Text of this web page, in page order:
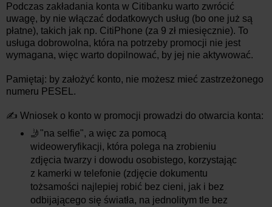
Podczas zakładania konta w Citibanku warto zwrócić
uwagę, by nie włączać dodatkowych usług (bo one już są
płatne), takich jak np. CitiPhone (za 9 zł miesięcznie). To
usługa dobrowolna, która na potrzeby promocji nie jest
wymagana, więc warto dopilnować, by jej nie aktywować.
Pamiętaj: by założyć konto, nie możesz mieć zastrzeżonego
numeru PESEL.
✍ Wniosek o konto w promocji prowadzi do otwarcia konta:
🤳"na selfie", a więc za pomocą
wideoweryfikacji, która polega na zrobieniu
zdjęcia twarzy i dowodu osobistego, korzystając
z kamerki w telefonie (zdjęcie dokumentu
tożsamości najlepiej robić bez cieni, jak i bez
odbijającego się światła, na jednolitym tle bez